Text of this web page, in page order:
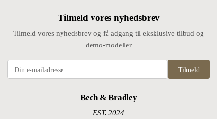
Tilmeld vores nyhedsbrev
Tilmeld vores nyhedsbrev og få adgang til eksklusive tilbud og
demo-modeller
Tilmeld
Bech & Bradley
EST. 2024